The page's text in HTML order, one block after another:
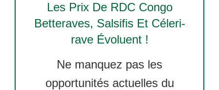
Les Prix De RDC Congo
Betteraves, Salsifis Et Céleri-
raveÉvoluent !
Ne manquez pas les
opportunités actuelles du